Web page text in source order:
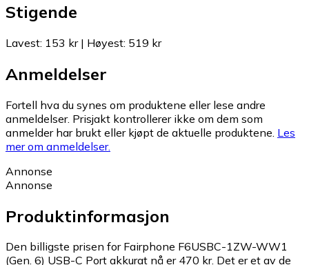
Stigende
Lavest: 153 kr| Høyest: 519 kr
Anmeldelser
Fortell hva du synes om produktene eller lese andre
anmeldelser. Prisjakt kontrollerer ikke om dem som
anmelder har brukt eller kjøpt de aktuelle produktene. Les
mer om anmeldelser.
Annonse
Annonse
Produktinformasjon
Den billigste prisen for Fairphone F6USBC-1ZW-WW1
(Gen. 6) USB-C Port akkurat nå er 470 kr. Det er et av de